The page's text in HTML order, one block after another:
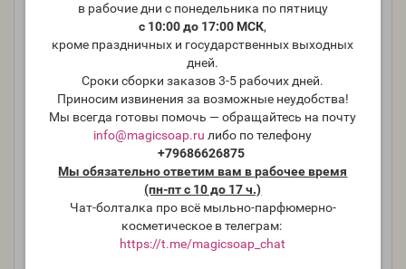
в рабочие дни с понедельника по пятницу
с 10:00 до 17:00 МСК,
кроме праздничных и государственных выходных
дней.
Сроки сборки заказов 3-5 рабочих дней.
Приносим извинения за возможные неудобства!
Мы всегда готовы помочь — обращайтесь на почту
info@magicsoap.ru либо по телефону
+79686626875
Мы обязательно ответим вам в рабочее время
(пн-пт с 10 до 17 ч.)
Чат-болталка про всё мыльно-парфюмерно-
косметическое в телеграм:
https://t.me/magicsoap_chat
"Афродизиак", по мотивам: A I Root Candle’s
Aphrodisiac - Aphrodisiac NG отдушка США